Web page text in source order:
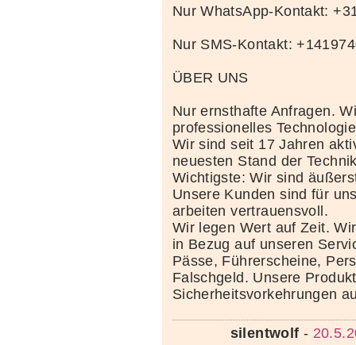
Nur WhatsApp-Kontakt:
Nur SMS-Kontakt:
ÜBER UNS
Nur ernsthafte Anfragen.
professionelles
Wir sind seit 17 Jahren
neuesten Stand der
Wichtigste: Wir sind
Unsere Kunden sind für
arbeiten vertrauensvoll.
Wir legen Wert auf Zeit.
in Bezug auf unseren
Pässe, Führerscheine,
Falschgeld. Unsere
Sicherheitsvorkehrungen
silentwolf -